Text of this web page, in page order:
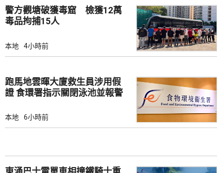
警方觀塘破獲毒窟 檢獲12萬
毒品拘捕15人
本地 4小時前
跑馬地雲暉大廈救生員涉用假
證 食環署指示關閉泳池並報警
本地 6小時前